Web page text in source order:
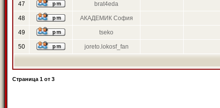
47 brat4eda
48 АКАДЕМИК София
49 tseko
50 joreto.lokosf_fan
Страница 1 от 3